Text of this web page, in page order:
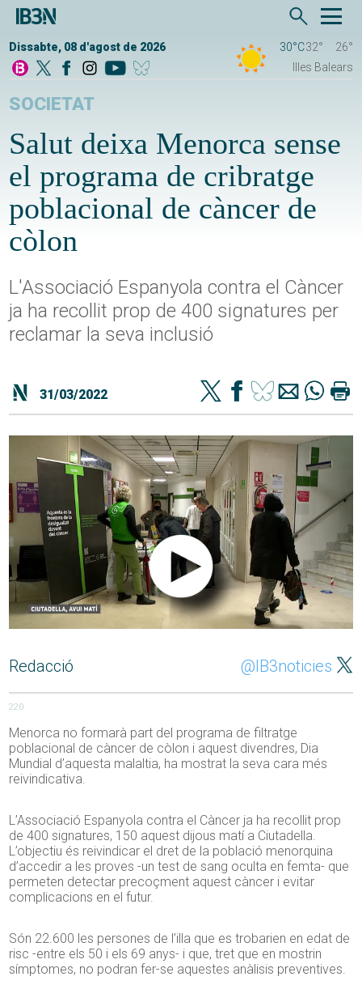
Dissabte, 08 d'agost de 2026 30°C32°
26°
Illes Balears
SOCIETAT
Salut deixa Menorca sense
el programa de cribratge
poblacional de càncer de
còlon
L'Associació Espanyola contra el Càncer
ja ha recollit prop de 400 signatures per
reclamar la seva inclusió
31/03/2022
Redacció @IB3noticies
220
Menorca no formarà part del programa de filtratge
poblacional de càncer de còlon i aquest divendres, Dia
Mundial d’aquesta malaltia, ha mostrat la seva cara més
reivindicativa.
L’Associació Espanyola contra el Càncer ja ha recollit prop
de 400 signatures, 150 aquest dijous matí a Ciutadella.
L’objectiu és reivindicar el dret de la població menorquina
d’accedir a les proves -un test de sang oculta en femta- que
permeten detectar precoçment aquest càncer i evitar
complicacions en el futur.
Són 22.600 les persones de l’illa que es trobarien en edat de
risc -entre els 50 i els 69 anys- i que, tret que en mostrin
símptomes, no podran fer-se aquestes anàlisis preventives.